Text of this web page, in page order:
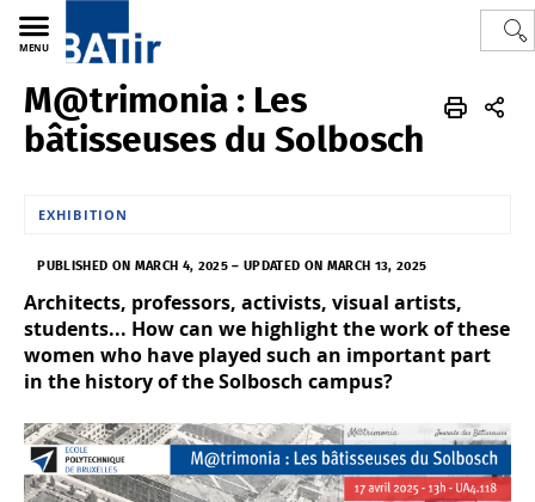
MENU
Polytech BATir - Building, Architecture & Town Planning
M@trimonia : Les
bâtisseuses du Solbosch
EXHIBITION
PUBLISHED ON MARCH 4, 2025 – UPDATED ON MARCH 13, 2025
Architects, professors, activists, visual artists,
students... How can we highlight the work of these
women who have played such an important part
in the history of the Solbosch campus?